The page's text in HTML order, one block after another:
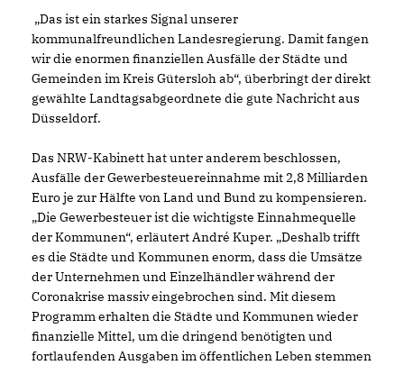
Das ist ein starkes Signal unserer
kommunalfreundlichen Landesregierung. Damit fangen
wir die enormen finanziellen Ausfälle der Städte und
Gemeinden im Kreis Gütersloh ab“, überbringt der direkt
gewählte Landtagsabgeordnete die gute Nachricht aus
Düsseldorf.
Das NRW-Kabinett hat unter anderem beschlossen,
Ausfälle der Gewerbesteuereinnahme mit 2,8 Milliarden
Euro je zur Hälfte von Land und Bund zu kompensieren.
Die Gewerbesteuer ist die wichtigste Einnahmequelle
der Kommunen“, erläutert André Kuper. „Deshalb trifft
es die Städte und Kommunen enorm, dass die Umsätze
der Unternehmen und Einzelhändler während der
Coronakrise massiv eingebrochen sind. Mit diesem
Programm erhalten die Städte und Kommunen wieder
finanzielle Mittel, um die dringend benötigten und
fortlaufenden Ausgaben im öffentlichen Leben stemmen